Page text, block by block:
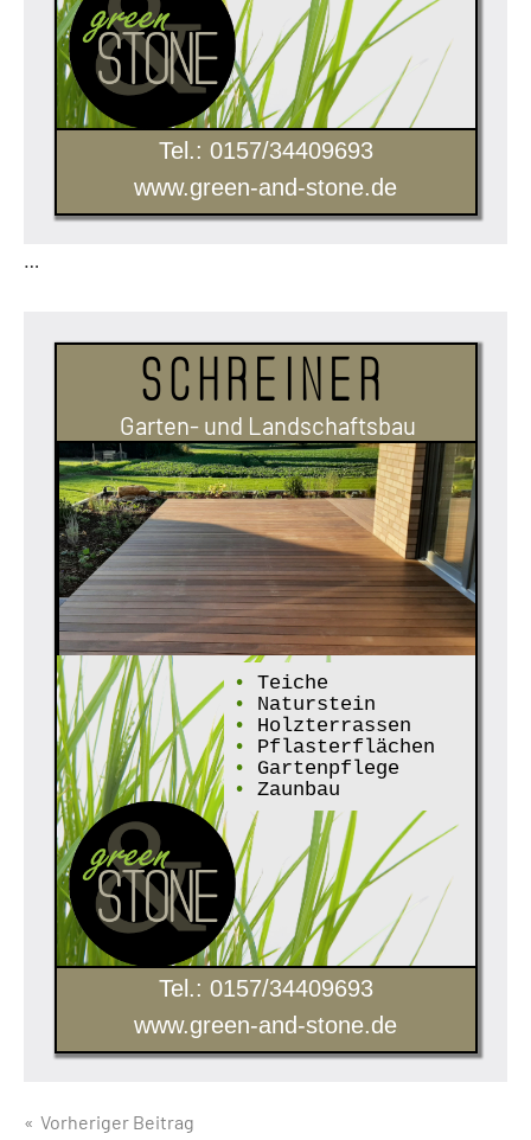
Tel.: 0157/34409693
www.green-and-stone.de
…
Schreiner
Garten- und Landschaftsbau
•
Teiche
•
Naturstein
•
Holzterrassen
•
Pflasterflächen
•
Gartenpflege
•
Zaunbau
Tel.: 0157/34409693
www.green-and-stone.de
Beitragsnavigation
Vorheriger Beitrag